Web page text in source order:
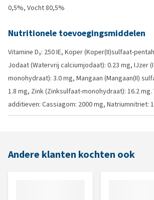
0,5%, Vocht 80,5%
Nutritionele toevoegingsmiddelen
Vitamine D₃: 250 IE, Koper (Koper(II)sulfaat-
Jodaat (Watervrij calciumjodaat): 0.23 mg, IJzer
monohydraat): 3.0 mg, Mangaan (Mangaan(II)
1.8 mg, Zink (Zinksulfaat-monohydraat): 16.2
additieven: Cassiagom: 2000 mg, Natriumnitriet:
Andere klanten kochten ook